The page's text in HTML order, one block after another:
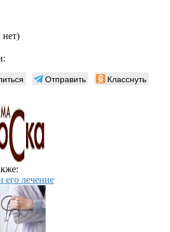
нет)
Отправить Класснуть
его лечение